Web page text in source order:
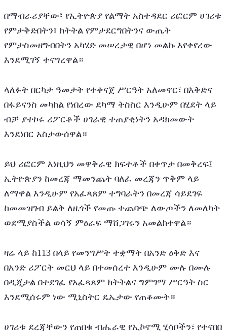
በማብራሪያቸው፤ የኢትዮጵያ የልማት አስተዳደር ሪፎርም ሀገሪቱ
የምታቅድበትን፣ ክትትል የምታደርግበትንና ውጤት
የምታስመዘግብበትን አካሄድ መሠረታዊ በሆነ መልኩ እየቀየረው
እንደሚገኝ ተናግረዋል።
ላለፉት በርካታ ዓመታት የተቀናጀ ሥርዓት አለመኖር፣ በእቅድና
በፋይናንስ መካከል የነበረው ደካማ ትስስር እንዲሁም በሂደት ላይ
ብቻ ያተኮሩ ሪፖርቶች ሀገራዊ ተጠያቂነትን አዳክመውት
እንደነበር አስታውሰዋል።
ይህ ሪፎርም እነዚህን መዋቅራዊ ክፍተቶች በቀጥታ በመቅረፍ፤
ኢትዮጵያን ከመረጃ ማመንጨት ባለፈ መረጃን ጥቅም ላይ
ለማዋል እንዲሁም የአፈጻጸም ተግባራትን በመረጃ ሳይደገፍ
ከመመዝገብ ይልቅ ለዜጎች የመጡ ተጨባጭ ለውጦችን ለመለካት
ወደሚያስችል ወሳኝ ምዕራፍ ማሸጋገሩን አመልክተዋል።
‎ዛሬ ላይ ከ113 በላይ የመንግሥት ተቋማት በአንድ ዕቅድ እና
በአንድ ሪፖርት መርህ ላይ በተመሰረተ እንዲሁም ሙሉ በሙሉ
በዲጂታል በተደገፈ የአፈጻጸም ክትትልና ግምገማ ሥርዓት ስር
እንደሚሰሩም ነው ሚኒስትር ዴኤታው የጠቆሙት።
ሀገሪቱ ደረጃቸውን የጠበቁ ብሔራዊ የኢኮኖሚ ሂሳቦችን፣ የተናበበ